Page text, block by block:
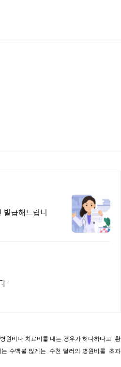
발급해드립니
원비나 치료비를 내는 경우가 허다하다고 환
수백불 많게는 수천 달러의 병원비를 초과